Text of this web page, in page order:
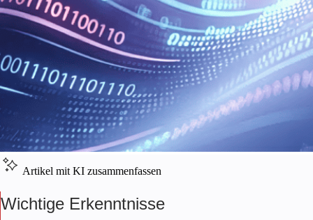
Artikel mit KI zusammenfassen
Wichtige Erkenntnisse